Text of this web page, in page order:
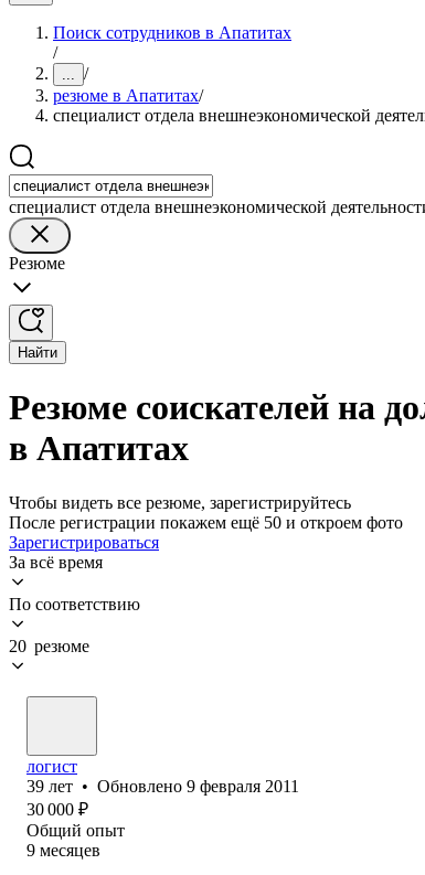
Поиск сотрудников в Апатитах
/
... /
резюме в Апатитах/
специалист отдела внешнеэкономической
специалист отдела внешнеэкономической
Резюме
Найти
Резюме соискателей на
в Апатитах
Чтобы видеть все резюме, зарегистрируйтесь
После регистрации покажем ещё 50 и откроем фото
Зарегистрироваться
За всё время
По соответствию
20 резюме
логист
39 лет • Обновлено 9 февраля 2011
30 000 ₽
Общий опыт
9 месяцев